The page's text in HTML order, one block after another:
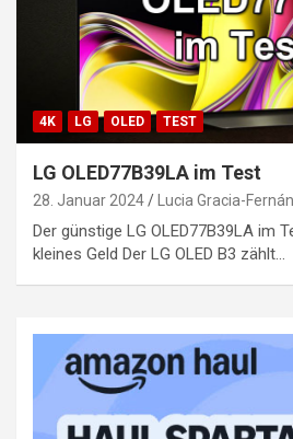
4K LG OLED TEST
LG OLED77B39LA im Test
28. Januar 2024 Lucia Gracia-
Der günstige LG OLED77B39LA im
kleines Geld Der LG OLED B3 zählt…